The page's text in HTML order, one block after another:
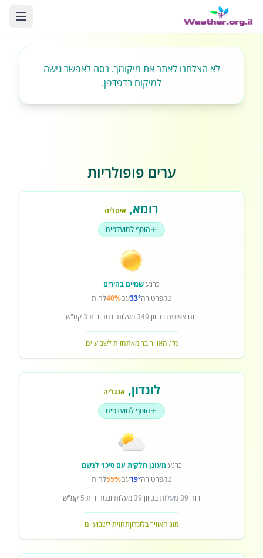
לא הצלחנו לאתר את מיקומך. נסה לאפשר גישה
למיקום בדפדפן.
ערים פופולריות
רומא, איטליה
הוסף למועדפים
כרגעשמיים בהירים
טמפרטורה33°עם40%לחות
רוחצפוניתבכיוון349מעלות ובמהירות 3קמ"ש
מזג האוויר ברומאתחזית לשבועיים
לונדון, אנגליה
הוסף למועדפים
כרגעמעונן חלקית עם סיכוי לגשם
טמפרטורה19°עם55%לחות
רוח 39 מעלות בכיוון39מעלות ובמהירות 5 קמ"ש
מזג האוויר בלונדוןתחזית לשבועיים